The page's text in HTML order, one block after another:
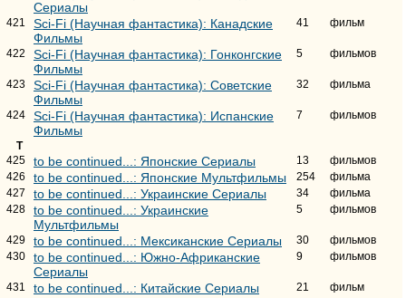
Сериалы
421
Sci-Fi (Научная фантастика): Канадские
Фильмы
41 фильм
422
Sci-Fi (Научная фантастика): Гонконгские
Фильмы
5 фильмов
423
Sci-Fi (Научная фантастика): Советские
Фильмы
32 фильма
424
Sci-Fi (Научная фантастика): Испанские
Фильмы
7 фильмов
T
425
to be continued...: Японские Сериалы 13
фильмов
426
to be continued...: Японские Мультфильмы 254
фильма
427
to be continued...: Украинские Сериалы 34
фильма
428
to be continued...: Украинские
Мультфильмы
5 фильмов
429 to be continued...: Мексиканские Сериалы 30
фильмов
430
to be continued...: Южно-Африканские
Сериалы
9 фильмов
431 to be continued...: Китайские Сериалы 21
фильм